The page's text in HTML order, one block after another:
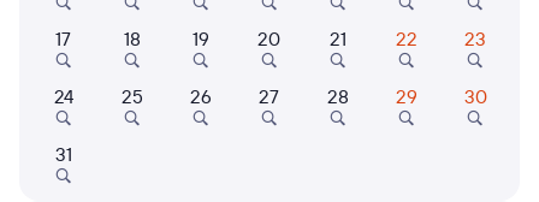
Когда
Кто едет
17 18 19 20 21 22 23
24 25 26 27 28 29 30
31